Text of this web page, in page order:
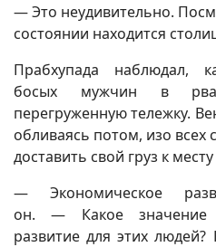
— Это неудивительно.
состоянии находится
Прабхупада наблюдал,
босых мужчин в
перегруженную тележку.
обливаясь потом, изо всех
доставить свой груз к
— Экономическое
он. — Какое значение
развитие для этих